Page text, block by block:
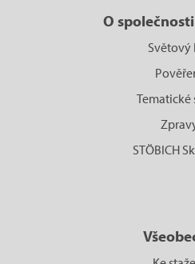
O společnosti
Světový
Tematické
STÖBICH